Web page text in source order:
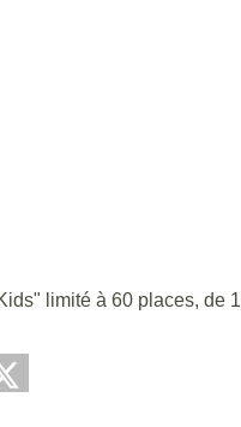
limité à 60 places, de